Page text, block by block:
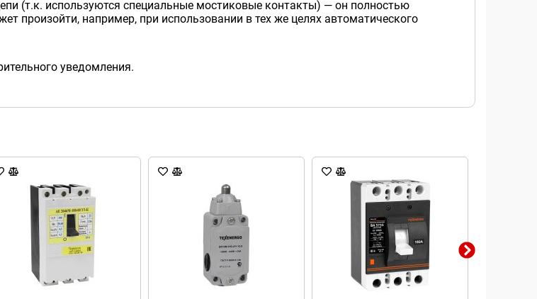
(т.к. используются специальные мостиковые контакты) — он полностью
произойти, например, при использовании в тех же целях автоматического
уведомления.